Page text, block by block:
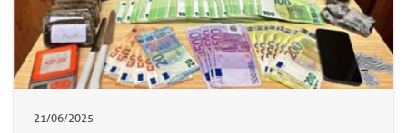
21/06/2025